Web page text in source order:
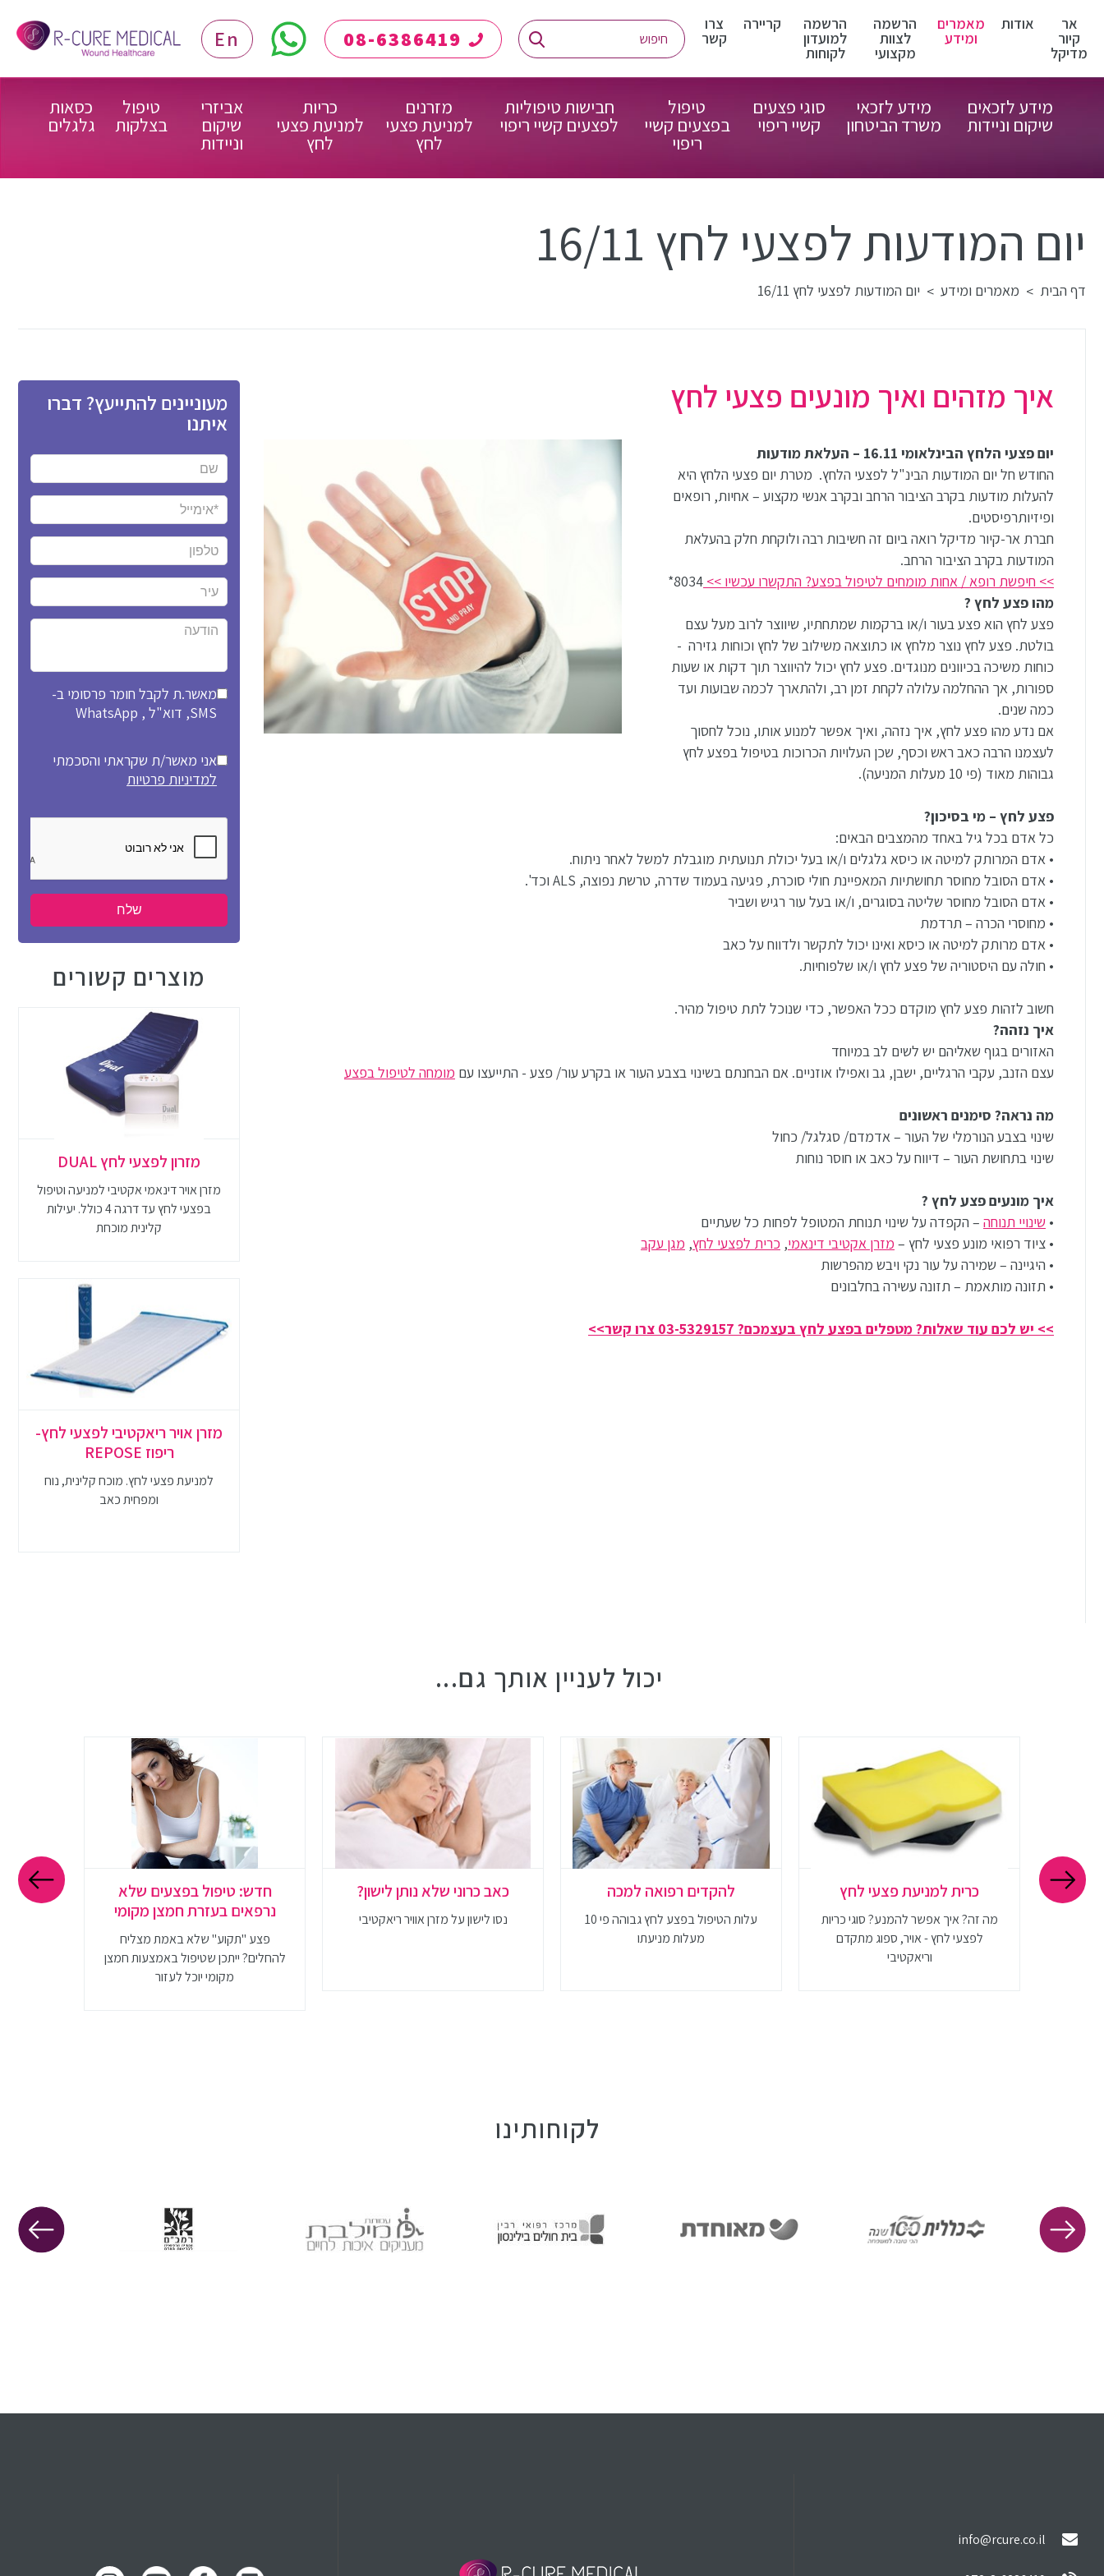
אר
קיור
מדיקל
אודות מאמרים
ומידע
הרשמה
לצוות
מקצועי
הרשמה
למועדון
לקוחות
קריירה צרו
קשר En
מידע לזכאים
שיקום וניידות
מידע לזכאי
משרד הביטחון
סוגי פצעים
קשיי ריפוי
טיפול
בפצעים קשיי
ריפוי
חבישות טיפוליות
לפצעים קשיי ריפוי
מזרנים
למניעת פצעי
לחץ
כריות
למניעת פצעי
לחץ
אביזרי
שיקום
וניידות
טיפול
בצלקות
כסאות
גלגלים
יום המודעות לפצעי לחץ 16/11
דף הבית > מאמרים ומידע > יום המודעות לפצעי לחץ 16/11
מעוניינים להתייעץ? דברו
איתנו
מאשר.ת לקבל חומר פרסומי ב-
SMS, דוא"ל , WhatsApp
אני מאשר/ת שקראתי והסכמתי
למדיניות פרטיות
מוצרים קשורים
מזרון לפצעי לחץ DUAL
מזרן אויר דינאמי אקטיבי למניעה וטיפול
בפצעי לחץ עד דרגה 4 כולל. יעילות
קלינית מוכחת
מזרן אויר ריאקטיבי לפצעי לחץ-
ריפוז REPOSE
למניעת פצעי לחץ. מוכח קלינית, נוח
ומפחית כאב
איך מזהים ואיך מונעים פצעי לחץ
יום פצעי הלחץ הבינלאומי 16.11 – העלאת מודעות
החודש חל יום המודעות הבינ"ל לפצעי הלחץ. מטרת יום פצעי הלחץ היא
להעלות מודעות בקרב הציבור הרחב ובקרב אנשי מקצוע – אחיות, רופאים
ופיזיותרפיסטים.
חברת אר-קיור מדיקל רואה ביום זה חשיבות רבה ולוקחת חלק בהעלאת
המודעות בקרב הציבור הרחב.
>> חיפשת רופא / אחות מומחים לטיפול בפצע? התקשרו עכשיו >> 8034*
מהו פצע לחץ ?
פצע לחץ הוא פצע בעור ו/או ברקמות שמתחתיו, שיווצר לרוב מעל עצם
בולטת. פצע לחץ נוצר מלחץ או כתוצאה משילוב של לחץ וכוחות גזירה -
כוחות משיכה בכיוונים מנוגדים. פצע לחץ יכול להיווצר תוך דקות או שעות
ספורות, אך ההחלמה עלולה לקחת זמן רב, ולהתארך לכמה שבועות ועד
כמה שנים.
אם נדע מהו פצע לחץ, איך נזהה, ואיך אפשר למנוע אותו, נוכל לחסוך
לעצמנו הרבה כאב ראש וכסף, שכן העלויות הכרוכות בטיפול בפצע לחץ
גבוהות מאוד (פי 10 מעלות המניעה).
פצע לחץ – מי בסיכון?
כל אדם בכל גיל באחד מהמצבים הבאים:
• אדם המרותק למיטה או כיסא גלגלים ו/או בעל יכולת תנועתית מוגבלת למשל לאחר ניתוח.
• אדם הסובל מחוסר תחושתיות המאפיינת חולי סוכרת, פגיעה בעמוד שדרה, טרשת נפוצה, ALS וכד'.
• אדם הסובל מחוסר שליטה בסוגרים, ו/או בעל עור רגיש ושביר
• מחוסרי הכרה – תרדמת
• אדם מרותק למיטה או כיסא ואינו יכול לתקשר ולדווח על כאב
• חולה עם היסטוריה של פצע לחץ ו/או שלפוחיות.
חשוב לזהות פצע לחץ מוקדם ככל האפשר, כדי שנוכל לתת טיפול מהיר.
איך נזהה?
האזורים בגוף שאליהם יש לשים לב במיוחד
עצם הזנב, עקבי הרגליים, ישבן, גב ואפילו אוזניים. אם הבחנתם בשינוי בצבע העור או בקרע עור/ פצע - התייעצו עם מומחה לטיפול בפצע
מה נראה? סימנים ראשונים
שינוי בצבע הנורמלי של העור – אדמדם/ סגלגל/ כחול
שינוי בתחושת העור – דיווח על כאב או חוסר נוחות
איך מונעים פצע לחץ ?
• שינויי תנוחה – הקפדה על שינוי תנוחת המטופל לפחות כל שעתיים
• ציוד רפואי מונע פצעי לחץ – מזרן אקטיבי דינאמי, כרית לפצעי לחץ, מגן עקב
• היגיינה – שמירה על עור נקי ויבש מהפרשות
• תזונה מותאמת – תזונה עשירה בחלבונים
>> יש לכם עוד שאלות? מטפלים בפצע לחץ בעצמכם? 03-5329157 צרו קשר>>
יכול לעניין אותך גם...
פצע כרית למניעת פצעי לחץ
מה זה? איך אפשר להמנע? סוגי כריות
לפצעי לחץ - אויר, ספוג מתקדם
וריאקטיבי
להקדים רפואה למכה
עלות הטיפול בפצע לחץ גבוהה פי 10
מעלות מניעתו
כאב כרוני שלא נותן לישון?
נסו לישון על מזרן אוויר ריאקטיבי
חדש: טיפול בפצעים שלא
נרפאים בעזרת חמצן מקומי
פצע "תקוע" שלא באמת מצליח
להחלים? ייתכן שטיפול באמצעות חמצן
מקומי יוכל לעזור
לקוחותינו
info@rcure.co.il